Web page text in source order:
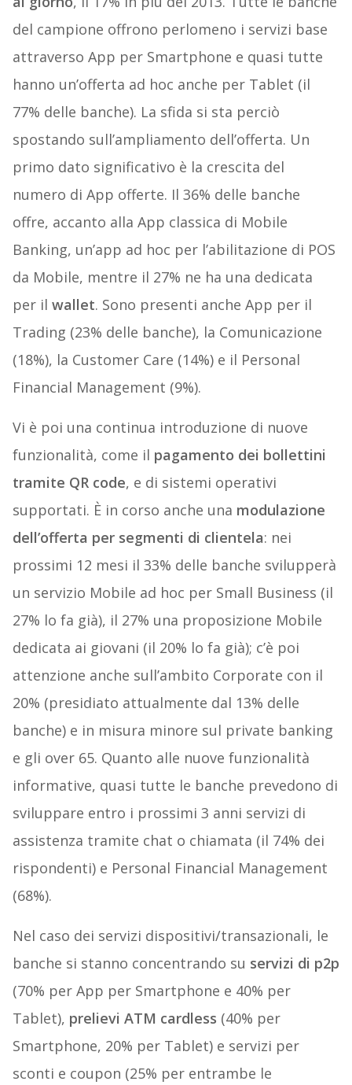
del campione offrono perlomeno i servizi base
attraverso App per Smartphone e quasi tutte
hanno un’offerta ad hoc anche per Tablet (il
77% delle banche). La sfida si sta perciò
spostando sull’ampliamento dell’offerta. Un
primo dato significativo è la crescita del
numero di App offerte. Il 36% delle banche
offre, accanto alla App classica di Mobile
Banking, un’app ad hoc per l’abilitazione di POS
da Mobile, mentre il 27% ne ha una dedicata
per il wallet. Sono presenti anche App per il
Trading (23% delle banche), la Comunicazione
(18%), la Customer Care (14%) e il Personal
Financial Management (9%).
Vi è poi una continua introduzione di nuove
funzionalità, come il pagamento dei bollettini
tramite QR code, e di sistemi operativi
supportati. È in corso anche una modulazione
dell’offerta per segmenti di clientela: nei
prossimi 12 mesi il 33% delle banche svilupperà
un servizio Mobile ad hoc per Small Business (il
27% lo fa già), il 27% una proposizione Mobile
dedicata ai giovani (il 20% lo fa già); c’è poi
attenzione anche sull’ambito Corporate con il
20% (presidiato attualmente dal 13% delle
banche) e in misura minore sul private banking
e gli over 65. Quanto alle nuove funzionalità
informative, quasi tutte le banche prevedono di
sviluppare entro i prossimi 3 anni servizi di
assistenza tramite chat o chiamata (il 74% dei
rispondenti) e Personal Financial Management
(68%).
Nel caso dei servizi dispositivi/transazionali, le
banche si stanno concentrando su servizi di p2p
(70% per App per Smartphone e 40% per
Tablet), prelievi ATM cardless (40% per
Smartphone, 20% per Tablet) e servizi per
sconti e coupon (25% per entrambe le